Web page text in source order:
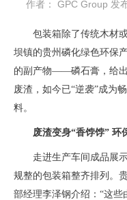
作者： GPC Group 发
包装箱除了传统木材
坝镇的贵州磷化绿色环保
的副产物——磷石膏，给出
废渣，如今已“逆袭”成为
料。
废渣变身“香饽饽” 环
走进生产车间成品展
规整的包装箱整齐排列。
部经理李泽钢介绍： “这些